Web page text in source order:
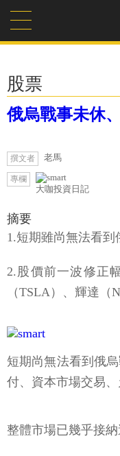
股票
俄烏戰事未休
撰文者 老馬
專欄
大咖投資日記
摘要
1.短期雖尚無法看
2.股價前一波修正
（TSLA）、輝達（
短期尚無法看到俄
付、資本市場交易
整體市場已幾乎接